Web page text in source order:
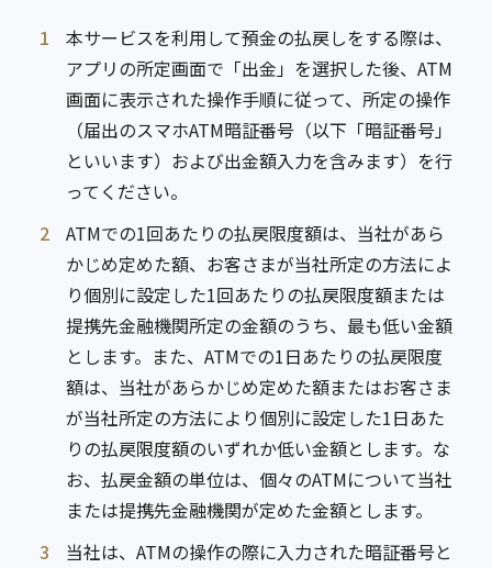
1
本サービスを利用して預金の払戻しをする際は、
アプリの所定画面で「出金」を選択した後、ATM
画面に表示された操作手順に従って、所定の操作
（届出のスマホATM暗証番号（以下「暗証番号」
といいます）および出金額入力を含みます）を行
ってください。
2
ATMでの1回あたりの払戻限度額は、当社があら
かじめ定めた額、お客さまが当社所定の方法によ
り個別に設定した1回あたりの払戻限度額または
提携先金融機関所定の金額のうち、最も低い金額
とします。また、ATMでの1日あたりの払戻限度
額は、当社があらかじめ定めた額またはお客さま
が当社所定の方法により個別に設定した1日あた
りの払戻限度額のいずれか低い金額とします。な
お、払戻金額の単位は、個々のATMについて当社
または提携先金融機関が定めた金額とします。
3
当社は、ATMの操作の際に入力された暗証番号と